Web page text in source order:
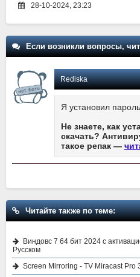
28-10-2024, 23:23
Если возникли вопросы,
Rediska
Я установил
Не знаете, как
скачать?
такое репак —
Читайте также по теме:
Виндовс 7 64 бит 2024 с
Русском
Screen Mirroring - TV Miracast Pro